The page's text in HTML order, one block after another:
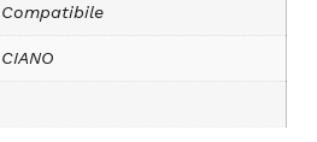
Compatibile
CIANO